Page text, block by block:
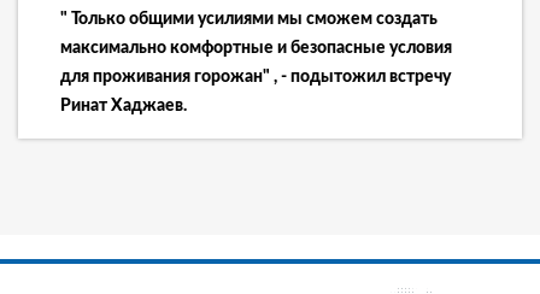
" Только общими усилиями мы сможем создать
максимально комфортные и безопасные условия
для проживания горожан" , - подытожил встречу
Ринат Хаджаев.